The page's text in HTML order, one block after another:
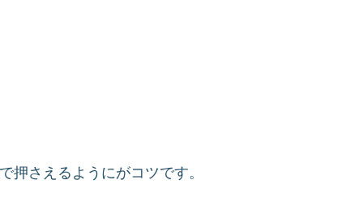
さえるようにがコツです。